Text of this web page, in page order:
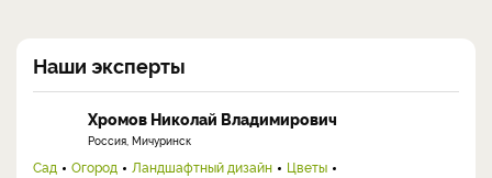
Наши эксперты
Хромов Николай Владимирович
Россия, Мичуринск
Сад Огород Ландшафтный дизайн
Цветы